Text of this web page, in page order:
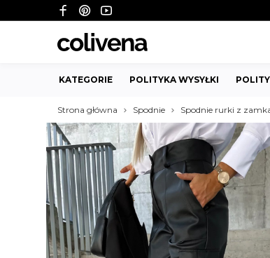
KATEGORIE POLITYKA WYSYŁKI
Strona główna Spodnie Spodnie rurki z